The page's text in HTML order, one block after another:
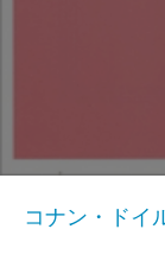
コナン・ドイ